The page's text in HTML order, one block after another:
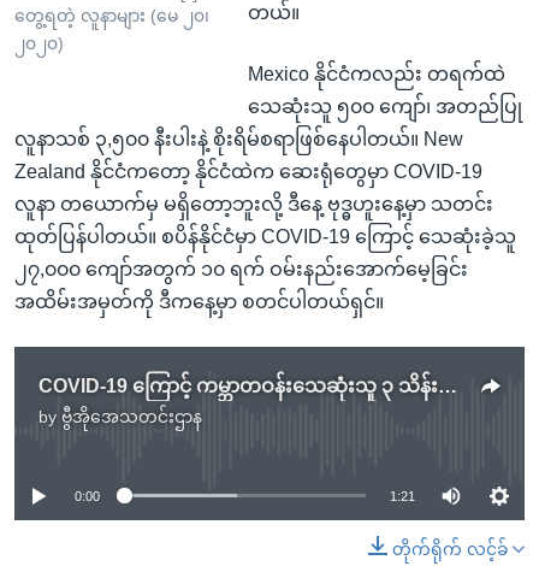
တွေ့ရတဲ့ လူနာများ (မေ ၂၀၊
၂၀၂၀)
တယ်။
Mexico နိုင်ငံကလည်း တရက်ထဲ
သေဆုံးသူ ၅၀၀ ကျော်၊ အတည်ပြု
လူနာသစ် ၃,၅၀၀ နီးပါးနဲ့ စိုးရိမ်စရာဖြစ်နေပါတယ်။ New
Zealand နိုင်ငံကတော့ နိုင်ငံထဲက ဆေးရုံတွေမှာ COVID-19
လူနာ တယောက်မှ မရှိတော့ဘူးလို့ ဒီနေ့ ဗုဒ္ဓဟူးနေ့မှာ သတင်း
ထုတ်ပြန်ပါတယ်။ စပိန်နိုင်ငံမှာ COVID-19 ကြောင့် သေဆုံးခဲ့သူ
၂၇,၀၀၀ ကျော်အတွက် ၁၀ ရက် ဝမ်းနည်းအောက်မေ့ခြင်း
အထိမ်းအမှတ်ကို ဒီကနေ့မှာ စတင်ပါတယ်ရှင်။
COVID-19 ကြောင့် ကမ္ဘာတဝန်းသေဆုံးသူ ၃ သိန်းခွဲကျော်ပြီ
by ဗွီအိုအေသတင်းဌာန
No media source currently available
0:00 1:21
တိုက်ရိုက် လင့်ခ်